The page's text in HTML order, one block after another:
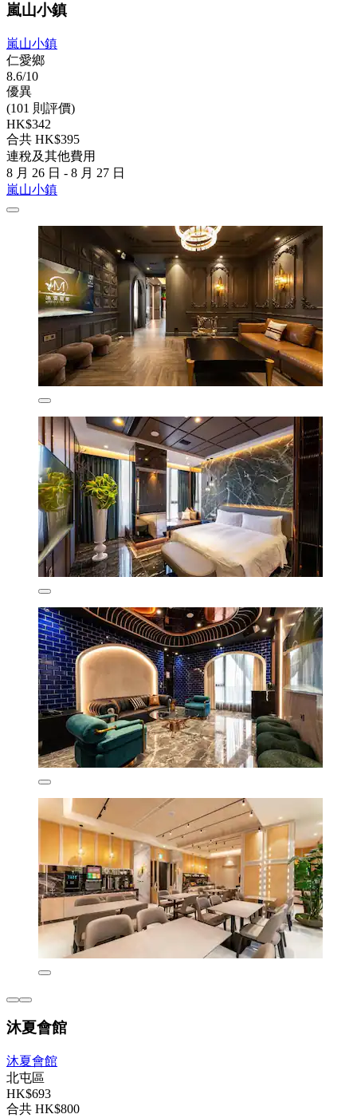
嵐山小鎮
嵐山小鎮
仁愛鄉
8.6/10
優異
(101 則評價)
HK$342
合共 HK$395
連稅及其他費用
8 月 26 日 - 8 月 27 日
嵐山小鎮
沐夏會館
沐夏會館
北屯區
HK$693
合共 HK$800